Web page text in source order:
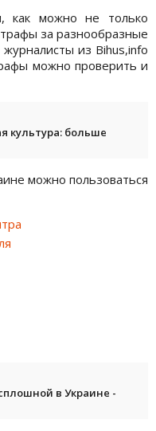
можно не только
за разнообразные
из Bihus,info
можно проверить и
культура: больше
можно пользоваться
в Украине -